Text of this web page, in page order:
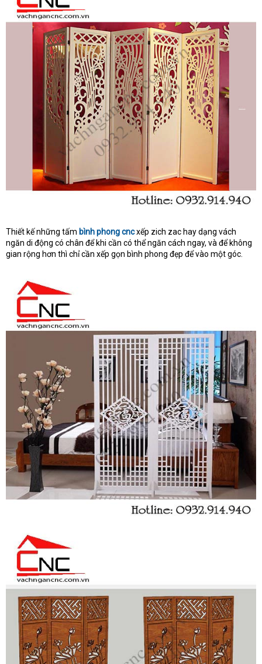
Thiết kế những tấm bình phong cncxếp zich zac hay dạng vách
ngăn di động có chân để khi cần có thể ngăn cách ngay, và để không
gian rộng hơn thì chỉ cần xếp gọn bình phong đẹp để vào một góc.